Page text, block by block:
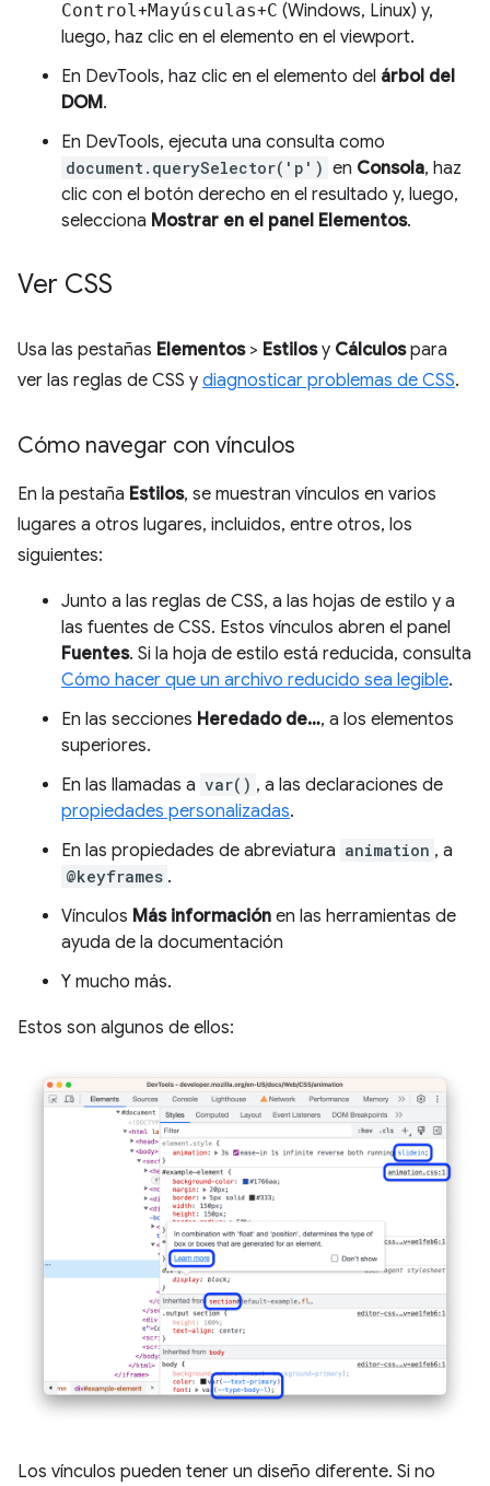
Control+Mayúsculas+C (Windows, Linux) y,
luego, haz clic en el elemento en el viewport.
En DevTools, haz clic en el elemento del árbol del
DOM.
En DevTools, ejecuta una consulta como
document.querySelector('p') en Consola, haz
clic con el botón derecho en el resultado y, luego,
selecciona Mostrar en el panel Elementos.
Ver CSS
Usa las pestañas Elementos> Estilosy Cálculospara
ver las reglas de CSS y diagnosticar problemas de CSS.
Cómo navegar con vínculos
En la pestaña Estilos, se muestran vínculos en varios
lugares a otros lugares, incluidos, entre otros, los
siguientes:
Junto a las reglas de CSS, a las hojas de estilo y a
las fuentes de CSS. Estos vínculos abren el panel
Fuentes. Si la hoja de estilo está reducida, consulta
Cómo hacer que un archivo reducido sea legible.
En las secciones Heredado de…, a los elementos
superiores.
En las llamadas a var() , a las declaraciones de
propiedades personalizadas.
En las propiedades de abreviatura animation , a
@keyframes .
Vínculos Más información en las herramientas de
ayuda de la documentación
Y mucho más.
Estos son algunos de ellos:
Los vínculos pueden tener un diseño diferente. Si no